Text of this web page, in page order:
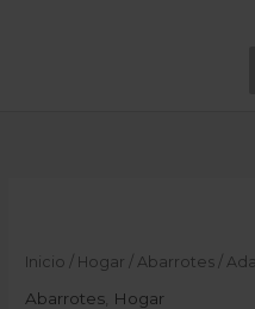
Inicio / Hogar /Abarrotes /
Abarrotes Hogar
300g
cantidad